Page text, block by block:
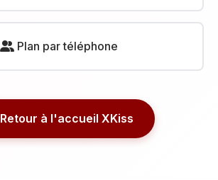
Plan par téléphone
Retour à l'accueil XKiss